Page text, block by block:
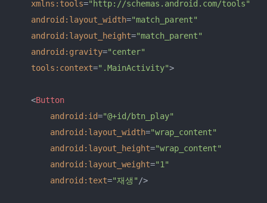
xmlns:tools="http://schemas.android.com/tools"
android:layout_width="match_parent"
android:layout_height="match_parent"
android:gravity="center"
tools:context=".MainActivity">
<Button
android:id="@+id/btn_play"
android:layout_width="wrap_content"
android:layout_height="wrap_content"
android:layout_weight="1"
android:text="재생" />